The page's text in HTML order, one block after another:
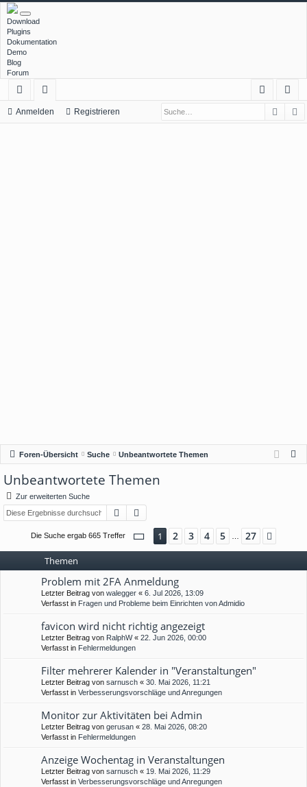
Download
Plugins
Dokumentation
Demo
Blog
Forum
ch
or
Anmelden Registrieren
Foren-Übersicht Suche Unbeantwortete Themen
Unbeantwortete Themen
Zur erweiterten Suche
Suche
Die Suche ergab 665 Treffer Seite 1 von 27
1 2 3 4 5 27
Themen
Problem mit 2FA Anmeldung
Letzter Beitrag von walegger « 6. Jul 2026, 13:09
Verfasst in Fragen und Probleme beim Einrichten von Admidio
favicon wird nicht richtig angezeigt
Letzter Beitrag von RalphW« 22. Jun 2026, 00:00
Verfasst in Fehlermeldungen
Filter mehrerer Kalender in "Veranstaltungen"
Letzter Beitrag von sarnusch « 30. Mai 2026, 11:21
Verfasst in Verbesserungsvorschläge und Anregungen
Monitor zur Aktivitäten bei Admin
Letzter Beitrag von gerusan « 28. Mai 2026, 08:20
Verfasst in Fehlermeldungen
Anzeige Wochentag in Veranstaltungen
Letzter Beitrag von sarnusch « 19. Mai 2026, 11:29
Verfasst in Verbesserungsvorschläge und Anregungen